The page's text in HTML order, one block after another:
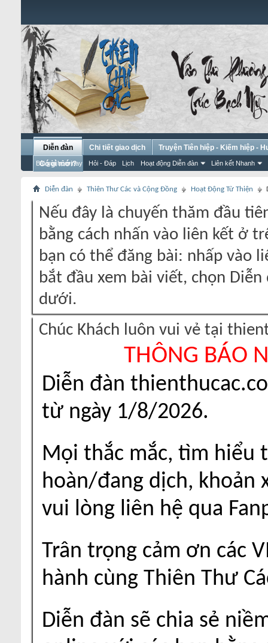
Diễn đàn
Bài gửi hôm nay Hỏi - Đáp Lịch Hoạt động Diễn đàn Liên kết Nhanh
Chi tiết giao dịch
Truyện Tiên hiệp - Kiếm hiệp -
Có gì mới?
Diễn đàn Thiên Thư Các và Cộng Đồng Hoạt Động Từ Thiện
Nếu đây là chuyến thăm đầu
bằng cách nhấn vào liên kết ở
bạn có thể đăng bài: nhấp vào
bắt đầu xem bài viết, chọn
dưới.
Chúc Khách luôn vui vẻ tại
THÔNG BÁO
Diễn đàn
từ ngày 1/8/2026.
Mọi thắc mắc, tìm hiểu
hoàn/đang dịch, khoản
vui lòng liên hệ qua
Trân trọng cảm ơn các
hành cùng Thiên Thư
Diễn đàn sẽ chia sẻ